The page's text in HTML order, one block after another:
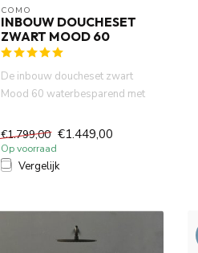
COMO
INBOUW DOUCHESET
ZWART MOOD 60
De inbouw doucheset zwart
Mood 60 waterbesparend met
€1.799,00 €1.449,00
Op voorraad
Vergelijk